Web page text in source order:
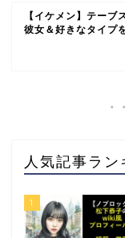
【イケメン】テーブ
彼女＆好きなタイプ
人気記事ラン
1